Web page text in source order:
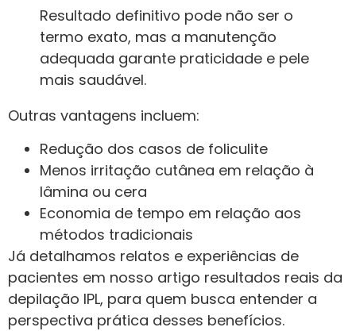
Resultado definitivo pode não ser o
termo exato, mas a manutenção
adequada garante praticidade e pele
mais saudável.
Outras vantagens incluem:
Redução dos casos de foliculite
Menos irritação cutânea em relação à
lâmina ou cera
Economia de tempo em relação aos
métodos tradicionais
Já detalhamos relatos e experiências de
pacientes em nosso artigo resultados reais da
depilação IPL, para quem busca entender a
perspectiva prática desses benefícios.